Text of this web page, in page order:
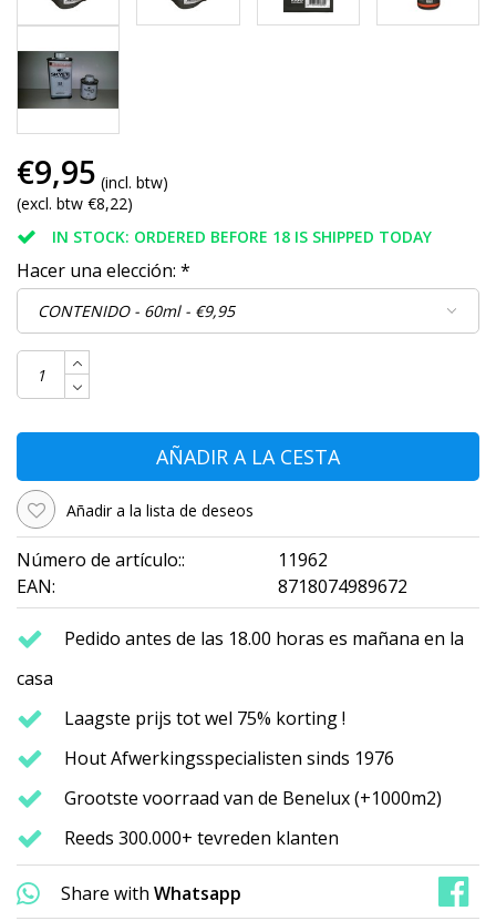
€9,95 (incl. btw)
(excl. btw €8,22)
IN STOCK: ORDERED BEFORE 18 IS SHIPPED TODAY
Hacer una elección: *
AÑADIR A LA CESTA
Añadir a la lista de deseos
Número de artículo::
11962
EAN:
8718074989672
Pedido antes de las 18.00 horas es mañana en la
casa
Laagste prijs tot wel 75% korting !
Hout Afwerkingsspecialisten sinds 1976
Grootste voorraad van de Benelux (+1000m2)
Reeds 300.000+ tevreden klanten
Share with Whatsapp